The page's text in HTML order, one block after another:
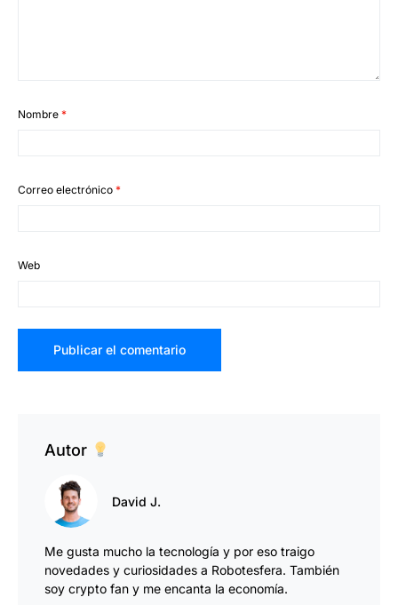
Nombre *
Correo electrónico *
Web
Autor
David J.
Me gusta mucho la tecnología y por eso traigo
novedades y curiosidades a Robotesfera. También
soy crypto fan y me encanta la economía.